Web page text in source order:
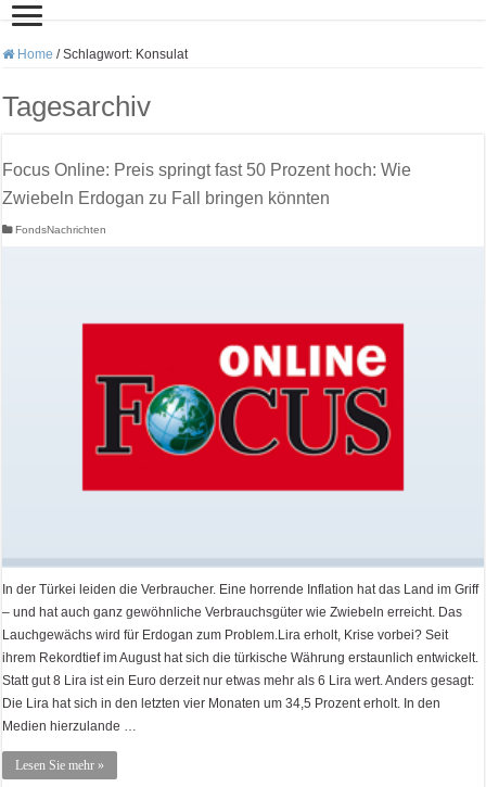
Home / Schlagwort: Konsulat
Tagesarchiv
Focus Online: Preis springt fast 50 Prozent hoch: Wie
Zwiebeln Erdogan zu Fall bringen könnten
FondsNachrichten
In der Türkei leiden die Verbraucher. Eine horrende Inflation hat das Land im Griff
– und hat auch ganz gewöhnliche Verbrauchsgüter wie Zwiebeln erreicht. Das
Lauchgewächs wird für Erdogan zum Problem.Lira erholt, Krise vorbei? Seit
ihrem Rekordtief im August hat sich die türkische Währung erstaunlich entwickelt.
Statt gut 8 Lira ist ein Euro derzeit nur etwas mehr als 6 Lira wert. Anders gesagt:
Die Lira hat sich in den letzten vier Monaten um 34,5 Prozent erholt. In den
Medien hierzulande …
Lesen Sie mehr »